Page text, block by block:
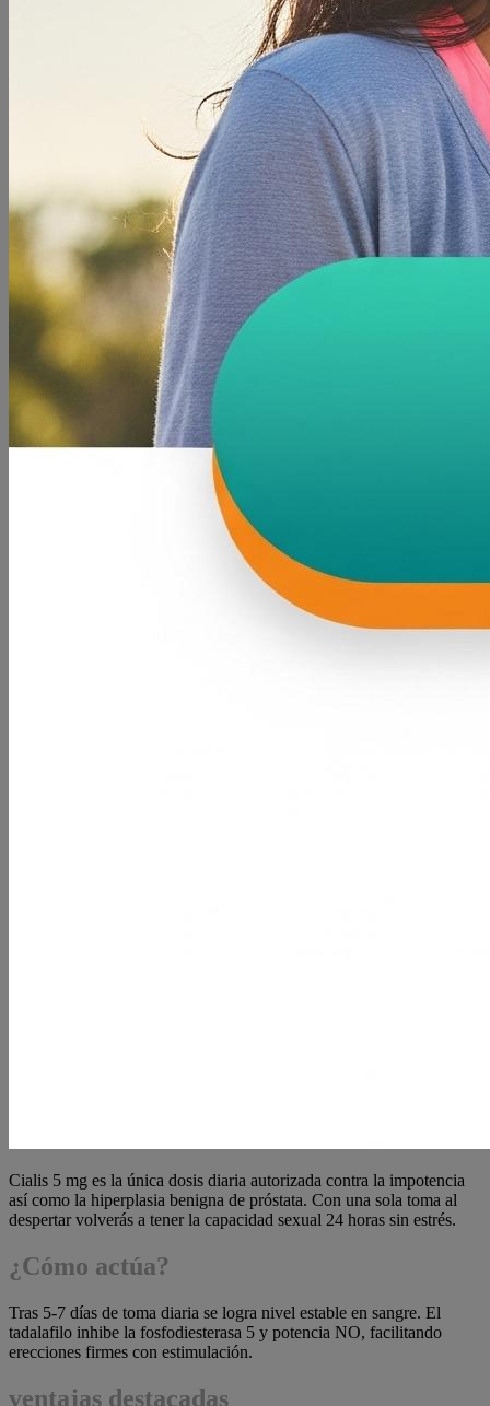
Cialis 5 mg es la única dosis diaria autorizada contra la impotencia
así como la hiperplasia benigna de próstata. Con una sola toma al
despertar volverás a tener la capacidad sexual 24 horas sin estrés.
¿Cómo actúa?
Tras 5-7 días de toma diaria se logra nivel estable en sangre. El
tadalafilo inhibe la fosfodiesterasa 5 y potencia NO, facilitando
erecciones firmes con estimulación.
ventajas destacadas